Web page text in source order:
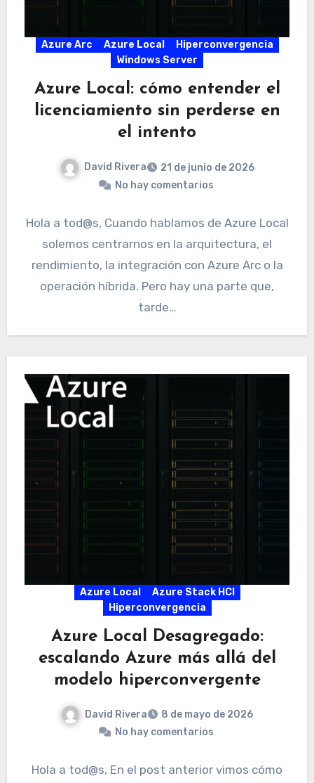
Azure Arc Azure Local
Hiperconvergencia
Windows Server
Azure Local: cómo entender el
licenciamiento sin perderse en
el intento
David Rivera
21 de junio de 2026
No hay comentarios
Hola a tod@s, Cuando hablamos de Azure Local
solemos centrarnos en la arquitectura, el
rendimiento, la integración con Azure Arc o la
operación híbrida. Pero hay una parte que,
tarde…
Azure Local
Azure Stack HCI
Hiperconvergencia
Azure Local Desagregado:
escalando Azure más allá del
modelo hiperconvergente
David Rivera
8 de mayo de 2026
No hay comentarios
Hola a tod@s, En el post anterior vimos cómo